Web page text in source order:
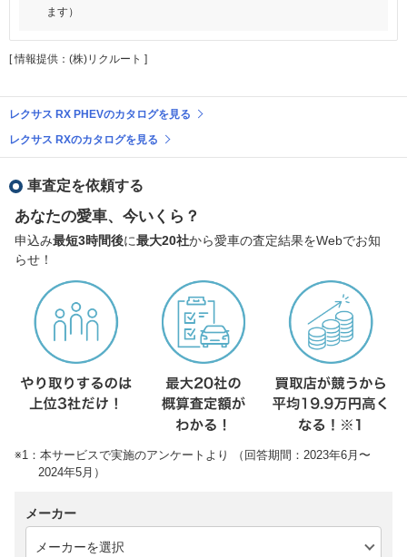
ます）
[ 情報提供：(株)リクルート ]
レクサス RX PHEVのカタログを見る
レクサス RXのカタログを見る
車査定を依頼する
あなたの愛車、今いくら？
申込み最短3時間後に最大20社から愛車の査定結果をWebでお知
らせ！
※1：本サービスで実施のアンケートより （回答期間：2023年6月〜
2024年5月）
メーカー